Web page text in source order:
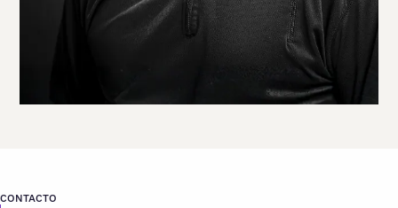
desde
CALIFORNIA
CONTACTO